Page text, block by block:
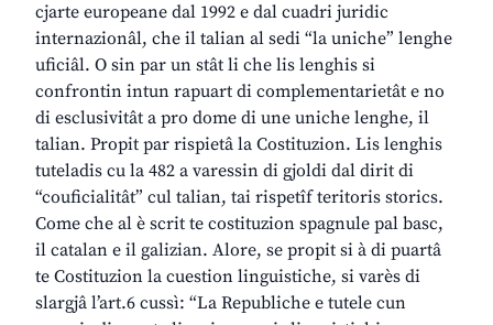
cjarte europeane dal 1992 e dal cuadri juridic
internazionâl, che il talian al sedi “la uniche” lenghe
uficiâl. O sin par un stât li che lis lenghis si
confrontin intun rapuart di complementarietât e no
di esclusivitât a pro dome di une uniche lenghe, il
talian. Propit par rispietâ la Costituzion. Lis lenghis
tuteladis cu la 482 a varessin di gjoldi dal dirit di
“couficialitât” cul talian, tai rispetîf teritoris storics.
Come che al è scrit te costituzion spagnule pal basc,
il catalan e il galizian. Alore, se propit si à di puartâ
te Costituzion la cuestion linguistiche, si varès di
slargjâ l’art.6 cussì: “La Republiche e tutele cun